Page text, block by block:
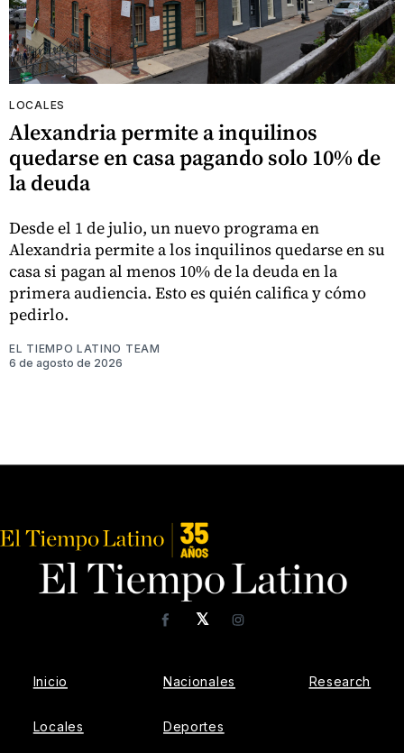
LOCALES
Alexandria permite a inquilinos
quedarse en casa pagando solo 10% de
la deuda
Desde el 1 de julio, un nuevo programa en
Alexandria permite a los inquilinos quedarse en su
casa si pagan al menos 10% de la deuda en la
primera audiencia. Esto es quién califica y cómo
pedirlo.
EL TIEMPO LATINO TEAM
6 de agosto de 2026
𝕏
FacebookInstagram
Inicio
Locales
Nacionales
Deportes
Research